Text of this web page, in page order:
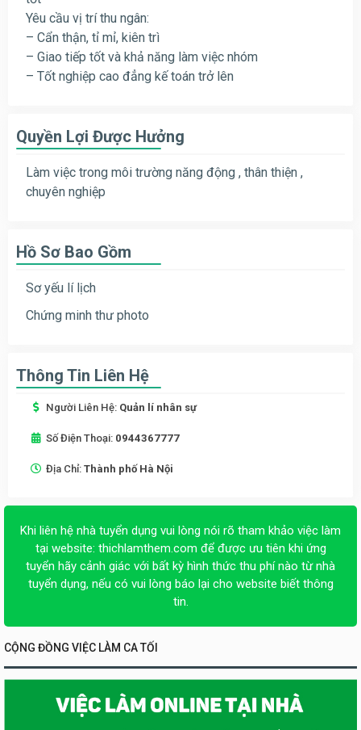
Yêu cầu vị trí thu ngân:
– Cẩn thận, tỉ mỉ, kiên trì
– Giao tiếp tốt và khả năng làm việc nhóm
– Tốt nghiệp cao đẳng kế toán trở lên
Quyền Lợi Được Hưởng
Làm việc trong môi trường năng động , thân thiện ,
chuyên nghiệp
Hồ Sơ Bao Gồm
Sơ yếu lí lịch
Chứng minh thư photo
Thông Tin Liên Hệ
Người Liên Hệ: Quản lí nhân sự
Số Điện Thoại: 0944367777
Địa Chỉ: Thành phố Hà Nội
Khi liên hệ nhà tuyển dụng vui lòng nói rõ tham khảo việc làm
tại website: thichlamthem.com để được ưu tiên khi ứng
tuyển hãy cảnh giác với bất kỳ hình thức thu phí nào từ nhà
tuyển dụng, nếu có vui lòng báo lại cho website biết thông
tin.
CỘNG ĐỒNG VIỆC LÀM CA TỐI